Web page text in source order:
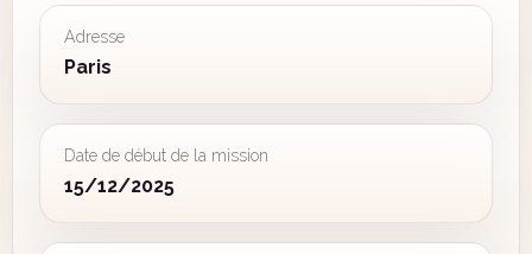
Adresse
Paris
Date de début de la mission
15/12/2025